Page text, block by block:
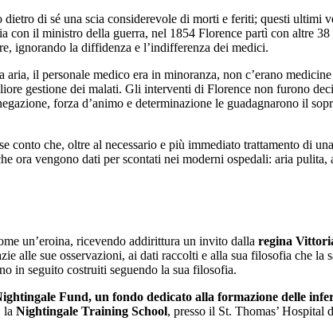
di sé una scia considerevole di morti e feriti; questi
il ministro della guerra, nel 1854 Florence partì con altre
ignorando la diffidenza e l’indifferenza dei medici.
il personale medico era in minoranza, non c’erano
gestione dei malati. Gli interventi di Florence non furono
forza d’animo e determinazione le guadagnarono il
che, oltre al necessario e più immediato trattamento di
ora vengono dati per scontati nei moderni ospedali: aria
un’eroina, ricevendo addirittura un invito dalla regina
alle sue osservazioni, ai dati raccolti e alla sua filosofia che
in seguito costruiti seguendo la sua filosofia.
Fund, un fondo dedicato alla formazione delle
la Nightingale Training School, presso il St. Thomas’ Hospital